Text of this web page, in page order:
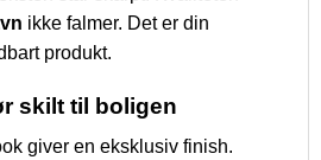
ikke falmer. Det er din
produkt.
skilt til boligen
giver en eksklusiv finish.